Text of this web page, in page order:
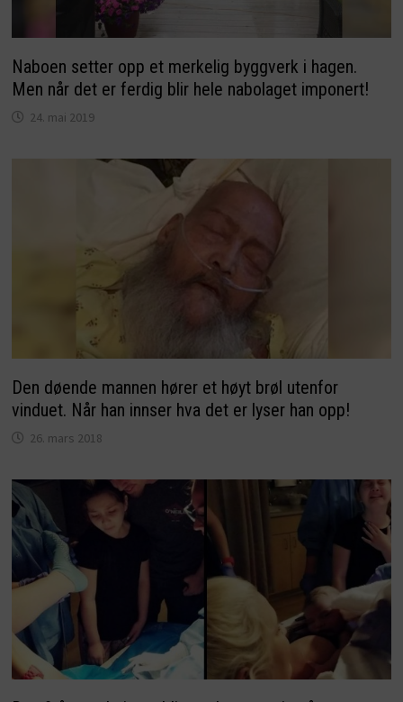
Naboen setter opp et merkelig byggverk i hagen.
Men når det er ferdig blir hele nabolaget imponert!
24. mai 2019
Den døende mannen hører et høyt brøl utenfor
vinduet. Når han innser hva det er lyser han opp!
26. mars 2018